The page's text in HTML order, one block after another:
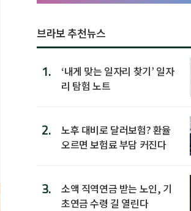
브라보 추천뉴스
1.
‘내게 맞는 일자리 찾기’ 일자
리 탐험 노트
2.
노후 대비로 달러보험? 환율
오르면 보험료 부담 커진다
3.
소액 직역연금 받는 노인, 기
초연금 수령 길 열린다